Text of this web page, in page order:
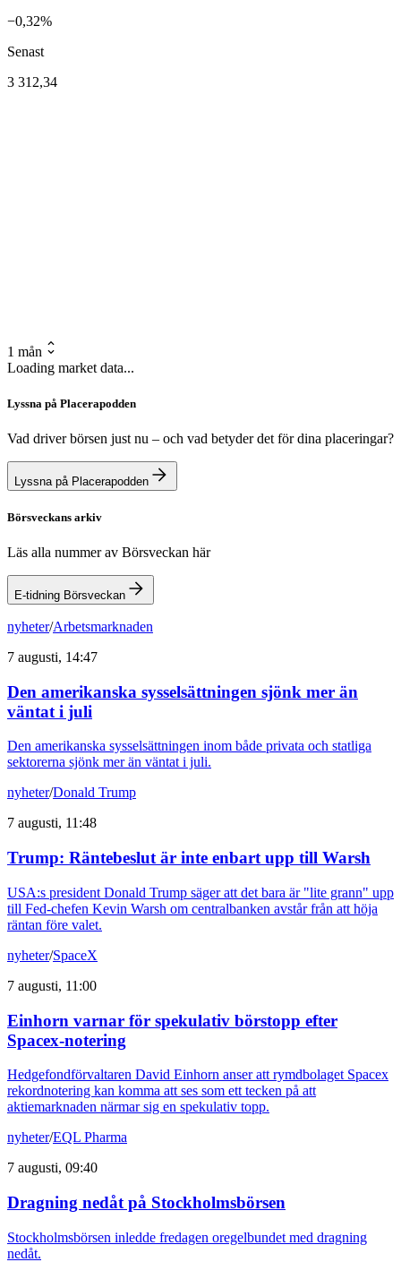
−0,32%
Senast
3 312,34
1 mån
Loading market data...
Lyssna på Placerapodden
Vad driver börsen just nu – och vad betyder det för dina placeringar?
Lyssna på Placerapodden
Börsveckans arkiv
Läs alla nummer av Börsveckan här
E-tidning Börsveckan
nyheter/Arbetsmarknaden
7 augusti, 14:47
Den amerikanska sysselsättningen sjönk mer än
väntat i juli
Den amerikanska sysselsättningen inom både privata och statliga
sektorerna sjönk mer än väntat i juli.
nyheter/Donald Trump
7 augusti, 11:48
Trump: Räntebeslut är inte enbart upp till Warsh
USA:s president Donald Trump säger att det bara är "lite grann" upp
till Fed-chefen Kevin Warsh om centralbanken avstår från att höja
räntan före valet.
nyheter/SpaceX
7 augusti, 11:00
Einhorn varnar för spekulativ börstopp efter
Spacex-notering
Hedgefondförvaltaren David Einhorn anser att rymdbolaget Spacex
rekordnotering kan komma att ses som ett tecken på att
aktiemarknaden närmar sig en spekulativ topp.
nyheter/EQL Pharma
7 augusti, 09:40
Dragning nedåt på Stockholmsbörsen
Stockholmsbörsen inledde fredagen oregelbundet med dragning
nedåt.